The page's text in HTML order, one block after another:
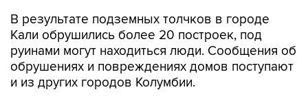
В результате подземных толчков в городе
Кали обрушились более 20 построек, под
руинами могут находиться люди. Сообщения об
обрушениях и повреждениях домов поступают
и из других городов Колумбии.